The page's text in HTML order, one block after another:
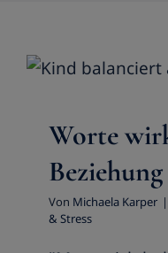
Worte
Von Michaela Karper |
& Stress